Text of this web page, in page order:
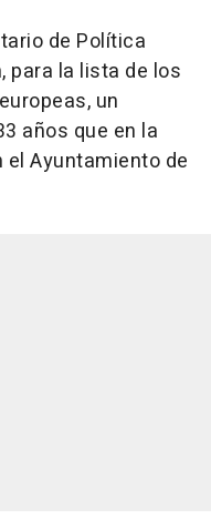
de Política
para la lista de los
un
años que en la
Ayuntamiento de